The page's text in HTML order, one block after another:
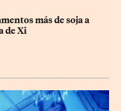
más de soja a
de Xi